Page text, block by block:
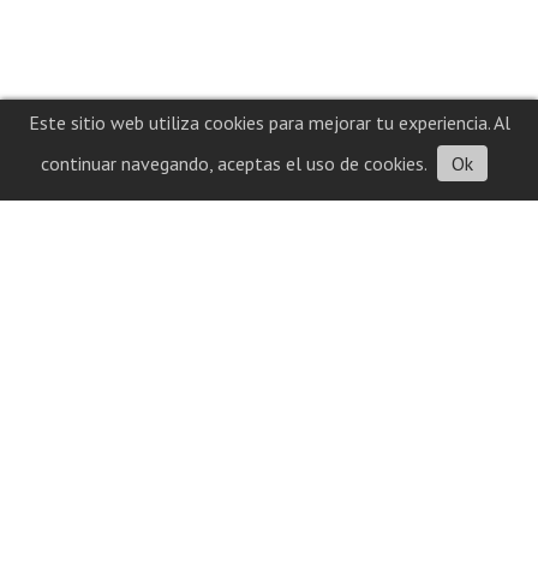
Este sitio web utiliza cookies para mejorar tu experiencia. Al
continuar navegando, aceptas el uso de cookies.
Ok